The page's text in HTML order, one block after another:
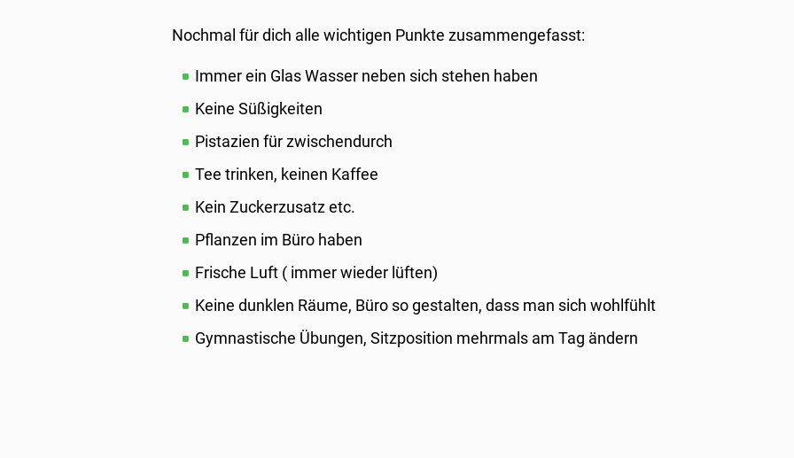
Nochmal für dich alle wichtigen Punkte zusammengefasst:
Immer ein Glas Wasser neben sich stehen haben
Keine Süßigkeiten
Pistazien für zwischendurch
Tee trinken, keinen Kaffee
Kein Zuckerzusatz etc.
Pflanzen im Büro haben
Frische Luft ( immer wieder lüften)
Keine dunklen Räume, Büro so gestalten, dass man sich wohlfühlt
Gymnastische Übungen, Sitzposition mehrmals am Tag ändern